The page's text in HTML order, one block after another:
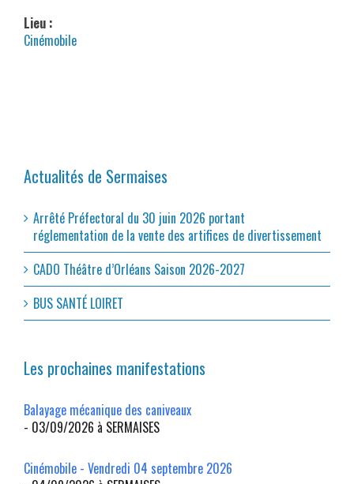
Lieu :
Cinémobile
Actualités de Sermaises
Arrêté Préfectoral du 30 juin 2026 portant
réglementation de la vente des artifices de divertissement
CADO Théâtre d’Orléans Saison 2026-2027
BUS SANTÉ LOIRET
Les prochaines manifestations
Balayage mécanique des caniveaux
- 03/09/2026 à SERMAISES
Cinémobile - Vendredi 04 septembre 2026